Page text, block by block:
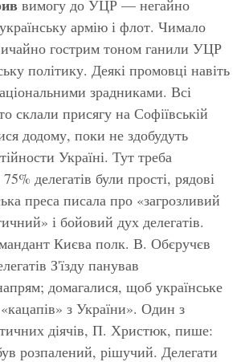
вимогу до УЦР — негайно
армію і флот. Чимало
гострим тоном ганили УЦР
політику. Деякі промовці навіть
зрадниками. Всі
склали присягу на Софіївській
додому, поки не здобудуть
Україні. Тут треба
делегатів були прості, рядові
преса писала про «загрозливий
і бойовий дух делегатів.
Києва полк. В. Обєручєв
З'їзду панував
домагалися, щоб українське
з України». Один з
діячів, П. Христюк, пише:
розпалений, рішучий. Делегати